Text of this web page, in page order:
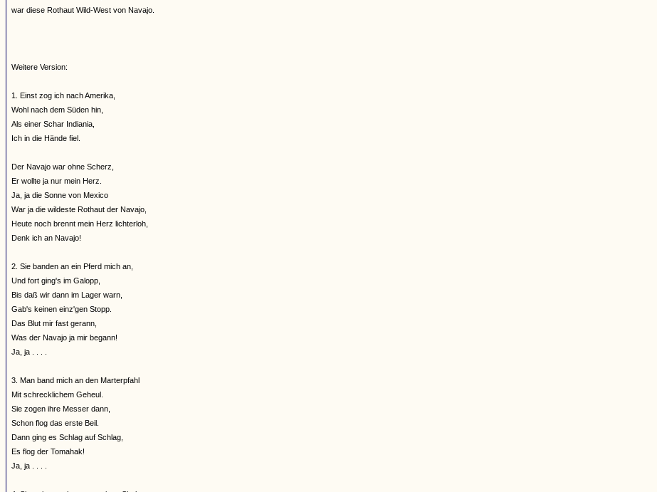
war diese Rothaut Wild-West von Navajo.
Weitere Version:
1. Einst zog ich nach Amerika,
Wohl nach dem Süden hin,
Als einer Schar Indiania,
Ich in die Hände fiel.
Der Navajo war ohne Scherz,
Er wollte ja nur mein Herz.
Ja, ja die Sonne von Mexico
War ja die wildeste Rothaut der Navajo,
Heute noch brennt mein Herz lichterloh,
Denk ich an Navajo!
2. Sie banden an ein Pferd mich an,
Und fort ging's im Galopp,
Bis daß wir dann im Lager warn,
Gab's keinen einz'gen Stopp.
Das Blut mir fast gerann,
Was der Navajo ja mir begann!
Ja, ja . . . .
3. Man band mich an den Marterpfahl
Mit schrecklichem Geheul.
Sie zogen ihre Messer dann,
Schon flog das erste Beil.
Dann ging es Schlag auf Schlag,
Es flog der Tomahak!
Ja, ja . . . .